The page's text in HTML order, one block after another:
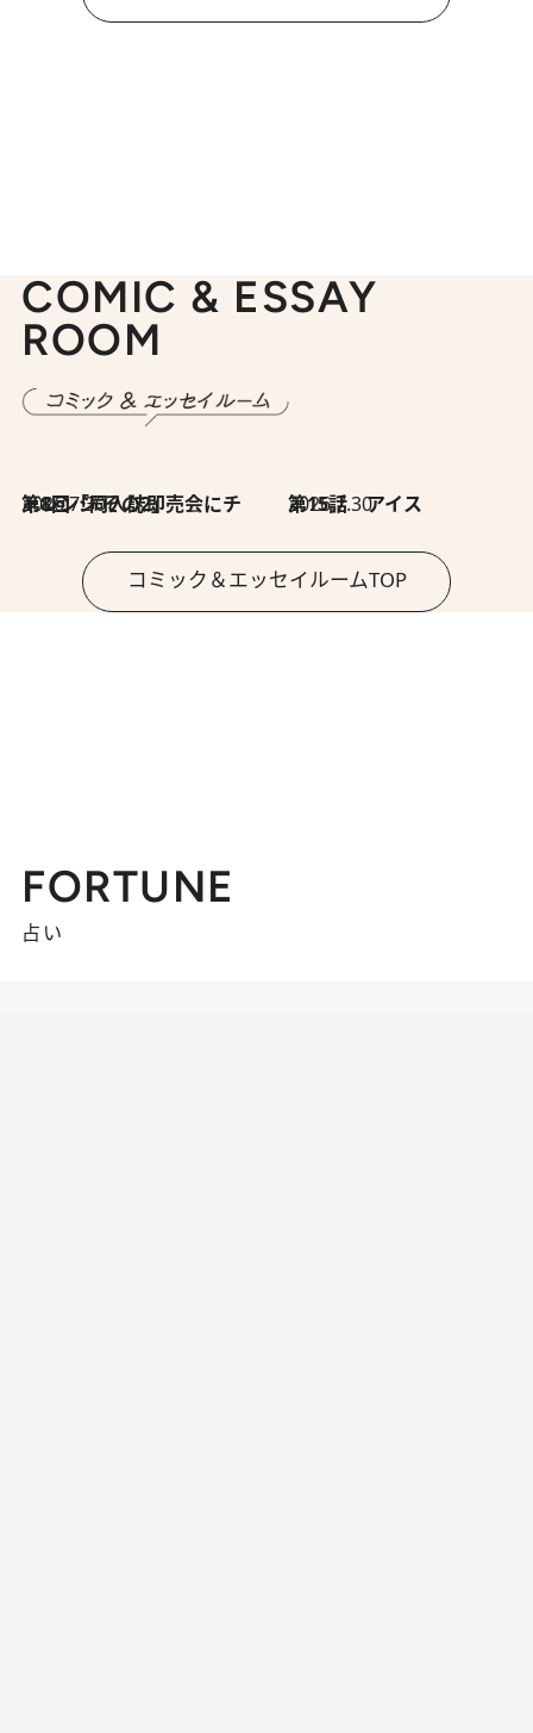
COMIC & ESSAY
ROOM
2026.7.30
第8回「同人誌即売会にチャレンジ その2」 2026.7.30
第15話 アイス
コミック＆エッセイルームTOP
FORTUNE
占い